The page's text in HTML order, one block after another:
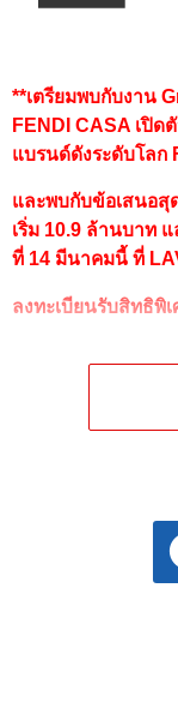
**เตรียมพบกับงาน
FENDI CASA เปิด
แบรนด์ดังระดับโลก
และพบกับข้อเสนอสุ
เริ่ม 10.9 ล้านบาท
ที่ 14 มีนาคมนี้ ที่
ลงทะเบียนรับสิทธิพิ